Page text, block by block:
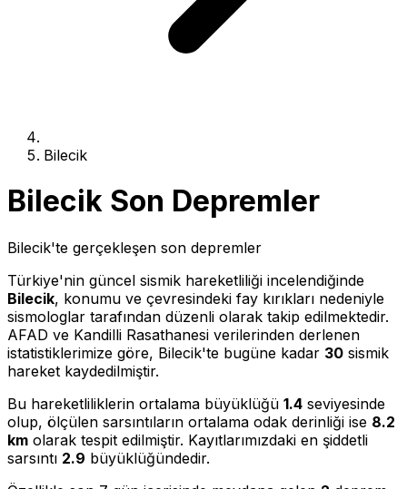
Bilecik
Bilecik Son Depremler
Bilecik'te gerçekleşen son depremler
Türkiye'nin güncel sismik hareketliliği incelendiğinde
Bilecik, konumu ve çevresindeki fay kırıkları nedeniyle
sismologlar tarafından düzenli olarak takip edilmektedir.
AFAD ve Kandilli Rasathanesi verilerinden derlenen
istatistiklerimize göre, Bilecik'te bugüne kadar 30 sismik
hareket kaydedilmiştir.
Bu hareketliliklerin ortalama büyüklüğü 1.4 seviyesinde
olup, ölçülen sarsıntıların ortalama odak derinliği ise 8.2
km olarak tespit edilmiştir. Kayıtlarımızdaki en şiddetli
sarsıntı 2.9 büyüklüğündedir.